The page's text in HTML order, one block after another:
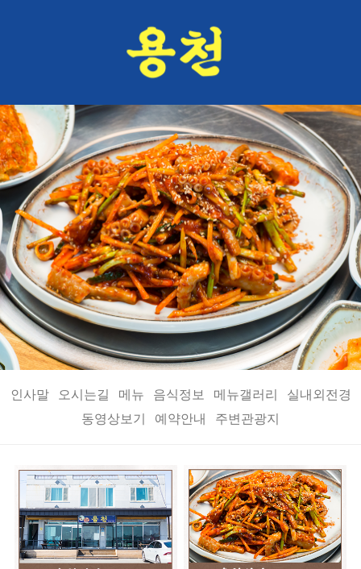
인사말 오시는길 메뉴 음식정보 메뉴갤러리
실내외전경
동영상보기
예약안내 주변관광지